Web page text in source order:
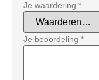
Je waardering *
Je beoordeling *